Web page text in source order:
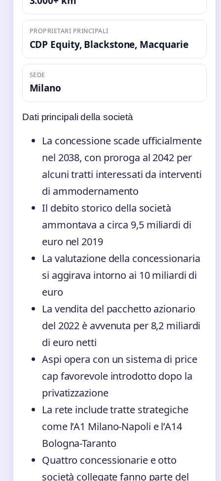
PROPRIETARI PRINCIPALI
CDP Equity, Blackstone, Macquarie
SEDE
Milano
Dati principali della società
La concessione scade ufficialmente
nel 2038, con proroga al 2042 per
alcuni tratti interessati da interventi
di ammodernamento
Il debito storico della società
ammontava a circa 9,5 miliardi di
euro nel 2019
La valutazione della concessionaria
si aggirava intorno ai 10 miliardi di
euro
La vendita del pacchetto azionario
del 2022 è avvenuta per 8,2 miliardi
di euro netti
Aspi opera con un sistema di price
cap favorevole introdotto dopo la
privatizzazione
La rete include tratte strategiche
come l’A1 Milano-Napoli e l’A14
Bologna-Taranto
Quattro concessionarie e otto
società collegate fanno parte del